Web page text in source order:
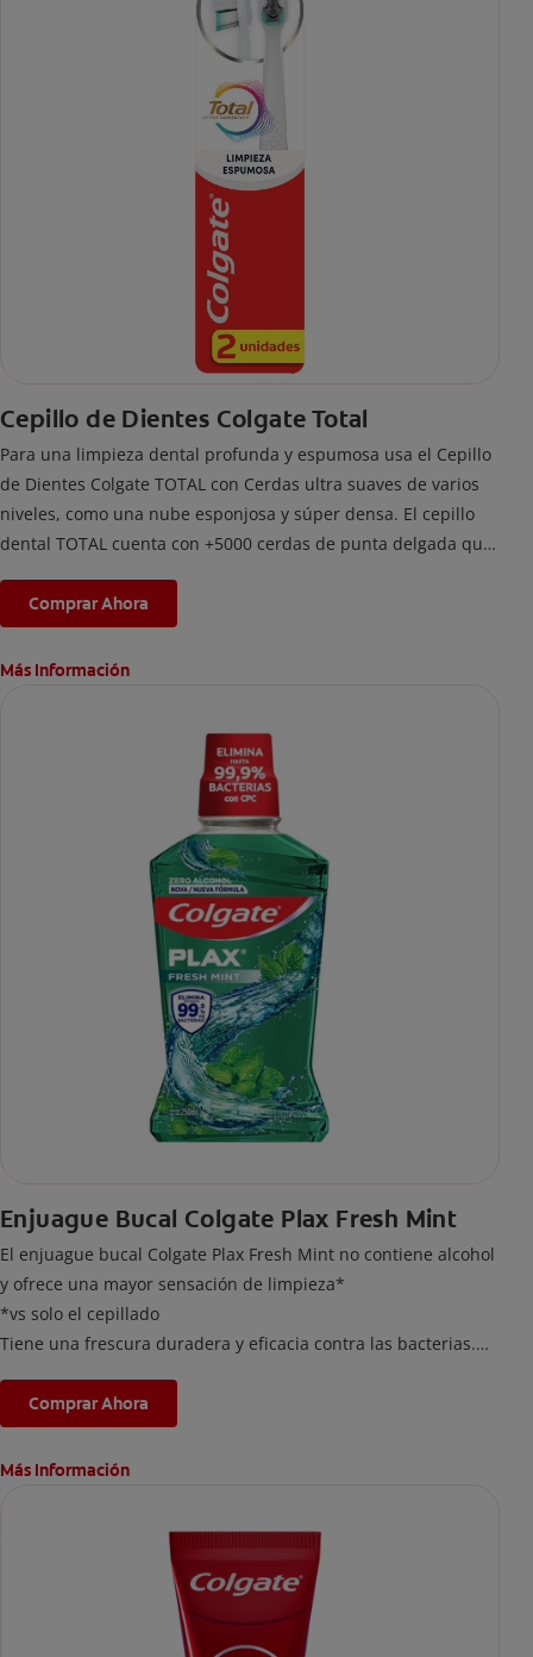
Cepillo de Dientes Colgate Total
Para una limpieza dental profunda y espumosa usa el Cepillo
de Dientes Colgate TOTAL con Cerdas ultra suaves de varios
niveles, como una nube esponjosa y súper densa. El cepillo
dental TOTAL cuenta con +5000 cerdas de punta delgada que
un cepillo normal.
Comprar Ahora
Más Información
Enjuague Bucal Colgate Plax Fresh Mint
El enjuague bucal Colgate Plax Fresh Mint no contiene alcohol
y ofrece una mayor sensación de limpieza*
*vs solo el cepillado
Tiene una frescura duradera y eficacia contra las bacterias.
**Ayuda a reducir hasta el 99,9% del total de bacterias
anaerobias cultivables. Producto cosmético sin acción
terapéutica.
Comprar Ahora
Más Información